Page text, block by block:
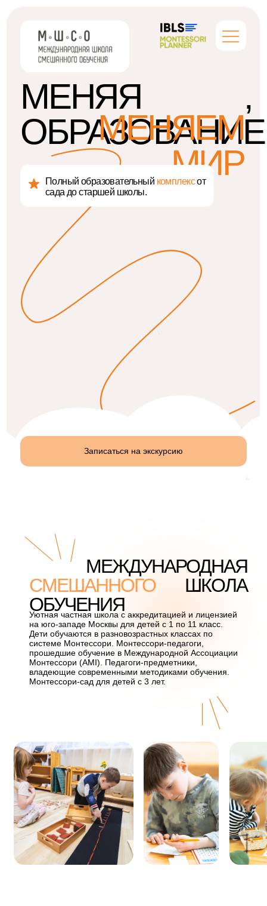
МЕНЯЯ
ОБРАЗОВАНИЕ
МЕНЯЕМ
МИР
Записаться на экскурсию
Полный образовательный от
сада до старшей школы.
МЕЖДУНАРОДНАЯ
ШКОЛА
СМЕШАННОГО
ОБУЧЕНИЯ
Уютная частная школа с аккредитацией и лицензией
на юго-западе Москвы для детей с 1 по 11 класс.
Дети обучаются в разновозрастных классах по
системе Монтессори. Монтессори-педагоги,
прошедшие обучение в Международной Ассоциации
Монтессори (AMI). Педагоги-предметники,
владеющие современными методиками обучения.
Монтессори-сад для детей с 3 лет.